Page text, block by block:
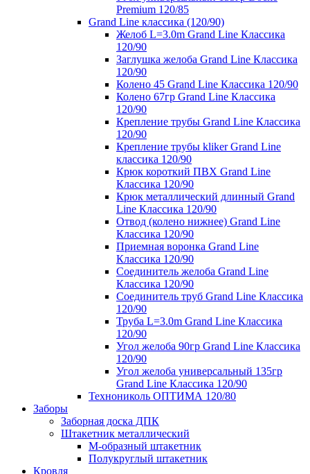
Premium 120/85
Grand Line классика (120/90)
Желоб L=3.0m Grand Line Классика
120/90
Заглушка желоба Grand Line Классика
120/90
Колено 45 Grand Line Классика 120/90
Колено 67гр Grand Line Классика
120/90
Крепление трубы Grand Line Классика
120/90
Крепление трубы kliker Grand Line
классика 120/90
Крюк короткий ПВХ Grand Line
Классика 120/90
Крюк металлический длинный Grand
Line Классика 120/90
Отвод (колено нижнее) Grand Line
Классика 120/90
Приемная воронка Grand Line
Классика 120/90
Соединитель желоба Grand Line
Классика 120/90
Соединитель труб Grand Line Классика
120/90
Труба L=3.0m Grand Line Классика
120/90
Угол желоба 90гр Grand Line Классика
120/90
Угол желоба универсальный 135гр
Grand Line Классика 120/90
Технониколь ОПТИМА 120/80
Заборы
Заборная доска ДПК
Штакетник металлический
М-образный штакетник
Полукруглый штакетник
Кровля